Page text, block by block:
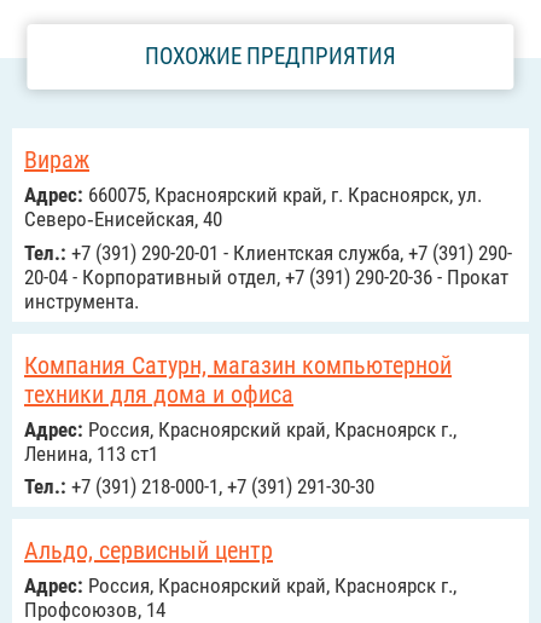
ПОХОЖИЕ ПРЕДПРИЯТИЯ
Вираж
Адрес: 660075, Красноярский край, г. Красноярск, ул.
Северо‑Енисейская, 40
Тел.: +7 (391) 290-20-01 - Клиентская служба, +7 (391) 290-
20-04 - Корпоративный отдел, +7 (391) 290-20-36 - Прокат
инструмента.
Компания Сатурн, магазин компьютерной
техники для дома и офиса
Адрес: Россия, Красноярский край, Красноярск г.,
Ленина, 113 ст1
Тел.: +7 (391) 218-000-1, +7 (391) 291-30-30
Альдо, сервисный центр
Адрес: Россия, Красноярский край, Красноярск г.,
Профсоюзов, 14